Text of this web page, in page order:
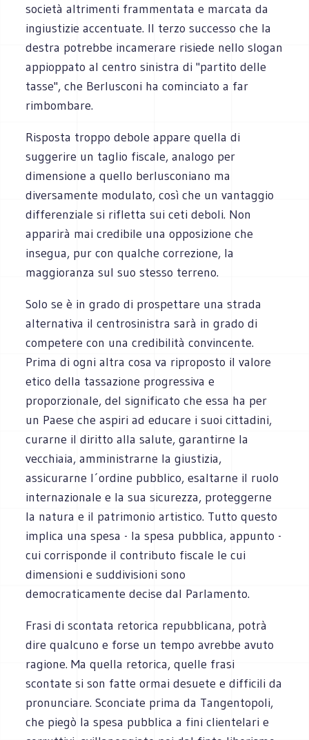
società altrimenti frammentata e marcata da
ingiustizie accentuate. Il terzo successo che la
destra potrebbe incamerare risiede nello slogan
appioppato al centro sinistra di "partito delle
tasse", che Berlusconi ha cominciato a far
rimbombare.
Risposta troppo debole appare quella di
suggerire un taglio fiscale, analogo per
dimensione a quello berlusconiano ma
diversamente modulato, così che un vantaggio
differenziale si rifletta sui ceti deboli. Non
apparirà mai credibile una opposizione che
insegua, pur con qualche correzione, la
maggioranza sul suo stesso terreno.
Solo se è in grado di prospettare una strada
alternativa il centrosinistra sarà in grado di
competere con una credibilità convincente.
Prima di ogni altra cosa va riproposto il valore
etico della tassazione progressiva e
proporzionale, del significato che essa ha per
un Paese che aspiri ad educare i suoi cittadini,
curarne il diritto alla salute, garantirne la
vecchiaia, amministrarne la giustizia,
assicurarne l´ordine pubblico, esaltarne il ruolo
internazionale e la sua sicurezza, proteggerne
la natura e il patrimonio artistico. Tutto questo
implica una spesa - la spesa pubblica, appunto -
cui corrisponde il contributo fiscale le cui
dimensioni e suddivisioni sono
democraticamente decise dal Parlamento.
Frasi di scontata retorica repubblicana, potrà
dire qualcuno e forse un tempo avrebbe avuto
ragione. Ma quella retorica, quelle frasi
scontate si son fatte ormai desuete e difficili da
pronunciare. Sconciate prima da Tangentopoli,
che piegò la spesa pubblica a fini clientelari e